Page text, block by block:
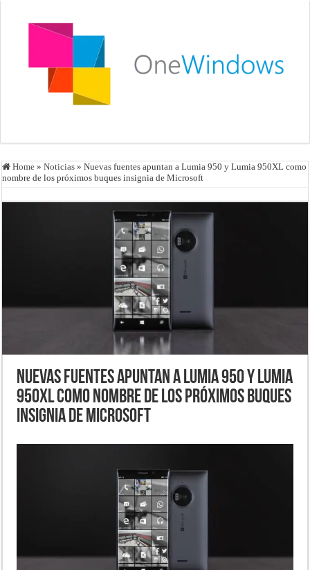
Home » Noticias » Nuevas fuentes apuntan a Lumia 950 y Lumia 950XL como
nombre de los próximos buques insignia de Microsoft
Nuevas fuentes apuntan a Lumia 950 y Lumia
950XL como nombre de los próximos buques
insignia de Microsoft